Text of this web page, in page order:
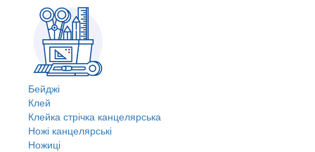
Бейджі
Клей
Клейка стрічка канцелярська
Ножі канцелярські
Ножиці